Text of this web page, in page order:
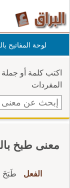
لوحة المفاتيح
اكتب كلمة أو
المفردات
معنى طبخ
الفعل طَبَخَ